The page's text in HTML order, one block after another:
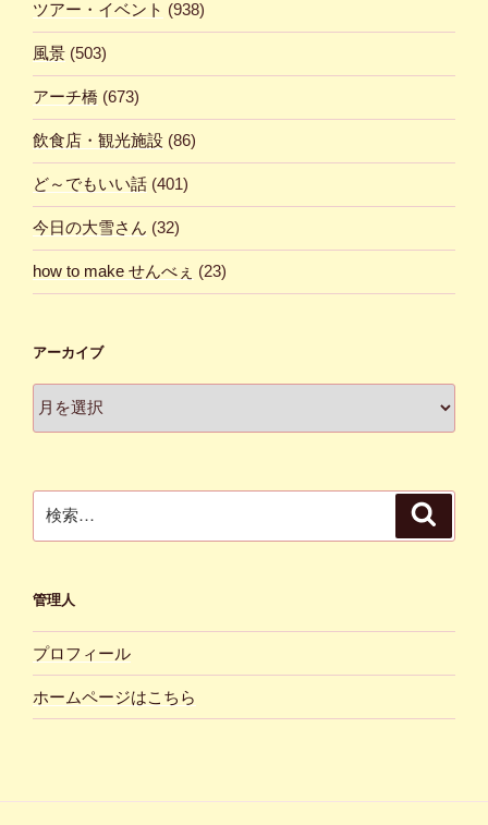
ツアー・イベント (938)
風景 (503)
アーチ橋 (673)
飲食店・観光施設 (86)
ど～でもいい話 (401)
今日の大雪さん (32)
how to make せんべぇ (23)
アーカイブ
ー
索:
管理人
プロフィール
ホームページはこちら